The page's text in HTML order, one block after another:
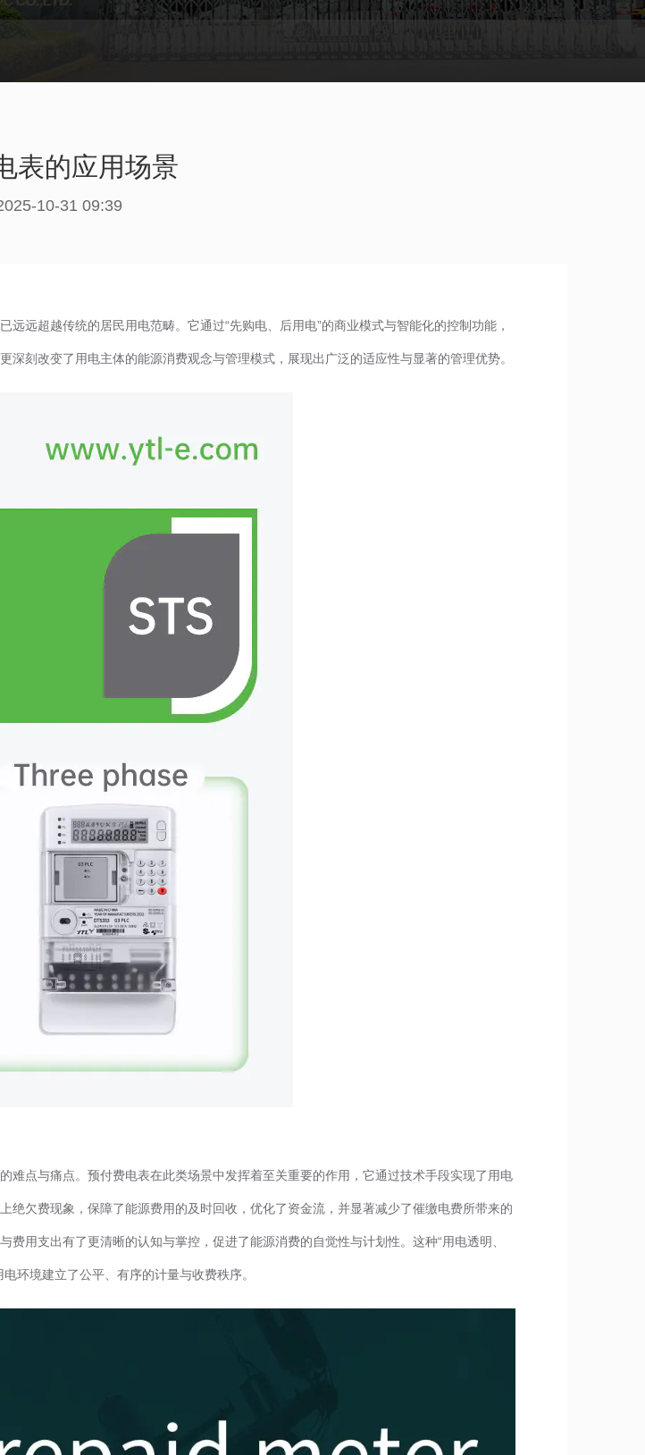
表的应用场景
10-31 09:39
远超越传统的居民用电范畴。它通过“先购电、后用电”的商业模式与智能化的控制功能，
刻改变了用电主体的能源消费观念与管理模式，展现出广泛的适应性与显著的管理优势。
点与痛点。预付费电表在此类场景中发挥着至关重要的作用，它通过技术手段实现了用电
欠费现象，保障了能源费用的及时回收，优化了资金流，并显著减少了催缴电费所带来的
用支出有了更清晰的认知与掌控，促进了能源消费的自觉性与计划性。这种“用电透明、
环境建立了公平、有序的计量与收费秩序。